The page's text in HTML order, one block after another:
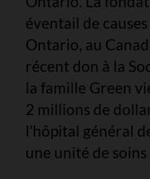
éventail de
Ontario, au
récent don à la
la famille Green
2 millions de
l’hôpital général
une unité de